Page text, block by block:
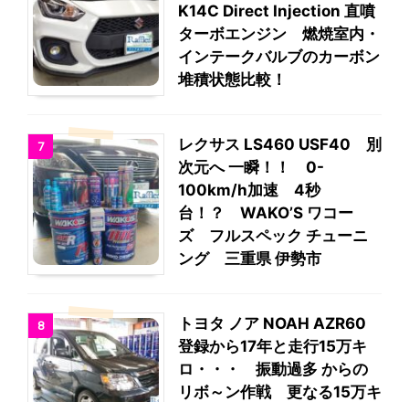
K14C Direct Injection 直噴
ターボエンジン 燃焼室内・
インテークバルブのカーボン
堆積状態比較！
7
レクサス LS460 USF40 別
次元へ 一瞬！！ 0-
100km/h加速 4秒
台！？ WAKO’S ワコー
ズ フルスペック チューニ
ング 三重県 伊勢市
8
トヨタ ノア NOAH AZR60
登録から17年と走行15万キ
ロ・・・ 振動過多 からの
リボ～ン作戦 更なる15万キ